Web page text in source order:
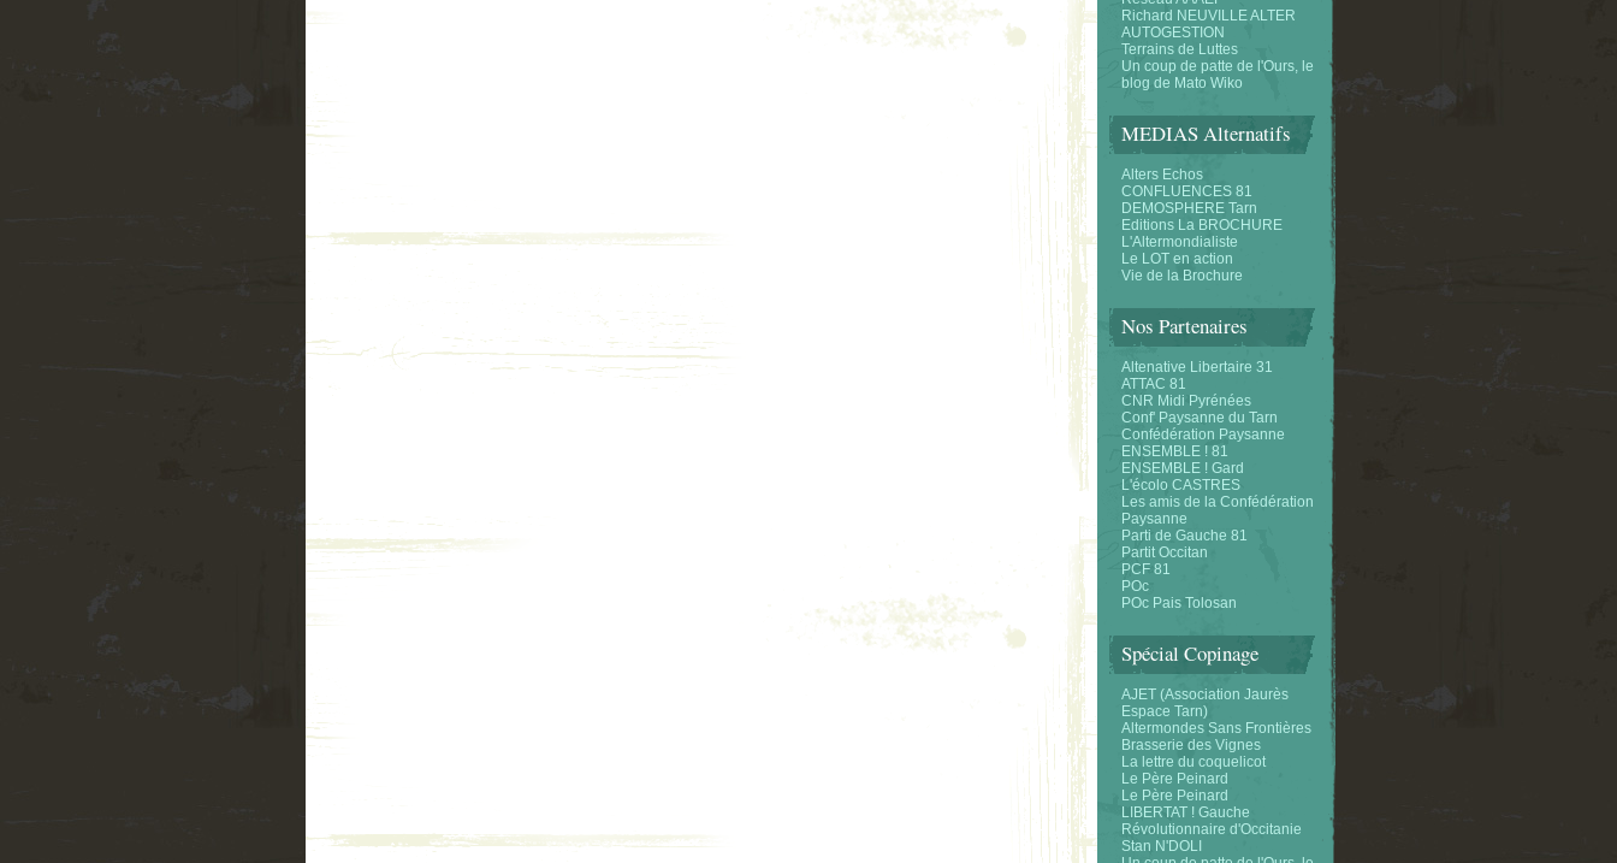
Richard NEUVILLE ALTER
AUTOGESTION
Terrains de Luttes
Un coup de patte de l'Ours, le
blog de Mato Wiko
MEDIAS Alternatifs
Alters Echos
CONFLUENCES 81
DEMOSPHERE Tarn
Editions La BROCHURE
L'Altermondialiste
Le LOT en action
Vie de la Brochure
Nos Partenaires
Altenative Libertaire 31
ATTAC 81
CNR Midi Pyrénées
Conf' Paysanne du Tarn
Confédération Paysanne
ENSEMBLE ! 81
ENSEMBLE ! Gard
L'écolo CASTRES
Les amis de la Confédération
Paysanne
Parti de Gauche 81
Partit Occitan
PCF 81
POc
POc Pais Tolosan
Spécial Copinage
AJET (Association Jaurès
Espace Tarn)
Altermondes Sans Frontières
Brasserie des Vignes
La lettre du coquelicot
Le Père Peinard
Le Père Peinard
LIBERTAT ! Gauche
Révolutionnaire d'Occitanie
Stan N'DOLI